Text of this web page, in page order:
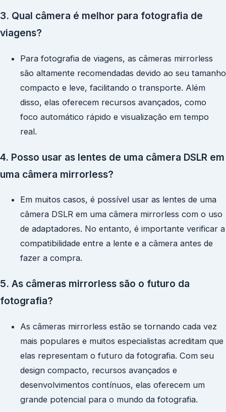
3. Qual câmera é melhor para fotografia de
viagens?
Para fotografia de viagens, as câmeras mirrorless
são altamente recomendadas devido ao seu tamanho
compacto e leve, facilitando o transporte. Além
disso, elas oferecem recursos avançados, como
foco automático rápido e visualização em tempo
real.
4. Posso usar as lentes de uma câmera DSLR em
uma câmera mirrorless?
Em muitos casos, é possível usar as lentes de uma
câmera DSLR em uma câmera mirrorless com o uso
de adaptadores. No entanto, é importante verificar a
compatibilidade entre a lente e a câmera antes de
fazer a compra.
5. As câmeras mirrorless são o futuro da
fotografia?
As câmeras mirrorless estão se tornando cada vez
mais populares e muitos especialistas acreditam que
elas representam o futuro da fotografia. Com seu
design compacto, recursos avançados e
desenvolvimentos contínuos, elas oferecem um
grande potencial para o mundo da fotografia.